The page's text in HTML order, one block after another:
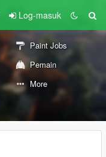
Log-masuk
Paint Jobs
Pemain
More